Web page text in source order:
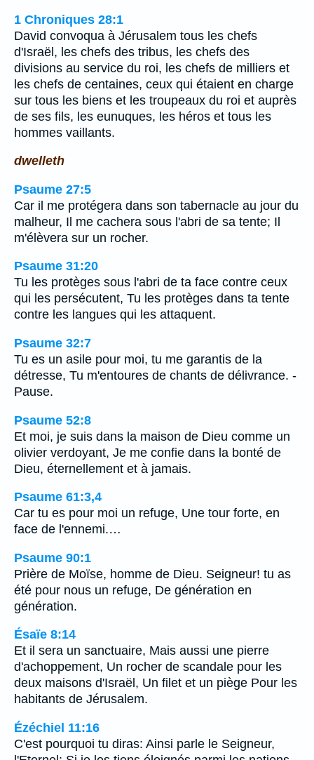
1 Chroniques 28:1
David convoqua à Jérusalem tous les chefs
d'Israël, les chefs des tribus, les chefs des
divisions au service du roi, les chefs de milliers et
les chefs de centaines, ceux qui étaient en charge
sur tous les biens et les troupeaux du roi et auprès
de ses fils, les eunuques, les héros et tous les
hommes vaillants.
dwelleth
Psaume 27:5
Car il me protégera dans son tabernacle au jour du
malheur, Il me cachera sous l'abri de sa tente; Il
m'élèvera sur un rocher.
Psaume 31:20
Tu les protèges sous l'abri de ta face contre ceux
qui les persécutent, Tu les protèges dans ta tente
contre les langues qui les attaquent.
Psaume 32:7
Tu es un asile pour moi, tu me garantis de la
détresse, Tu m'entoures de chants de délivrance. -
Pause.
Psaume 52:8
Et moi, je suis dans la maison de Dieu comme un
olivier verdoyant, Je me confie dans la bonté de
Dieu, éternellement et à jamais.
Psaume 61:3,4
Car tu es pour moi un refuge, Une tour forte, en
face de l'ennemi.…
Psaume 90:1
Prière de Moïse, homme de Dieu. Seigneur! tu as
été pour nous un refuge, De génération en
génération.
Ésaïe 8:14
Et il sera un sanctuaire, Mais aussi une pierre
d'achoppement, Un rocher de scandale pour les
deux maisons d'Israël, Un filet et un piège Pour les
habitants de Jérusalem.
Ézéchiel 11:16
C'est pourquoi tu diras: Ainsi parle le Seigneur,